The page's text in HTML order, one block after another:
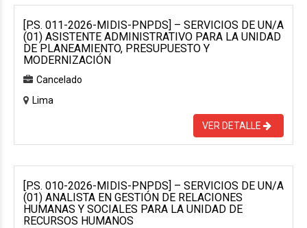
[P.S. 011-2026-MIDIS-PNPDS] – SERVICIOS DE UN/A
(01) ASISTENTE ADMINISTRATIVO PARA LA UNIDAD
DE PLANEAMIENTO, PRESUPUESTO Y
MODERNIZACIÓN
Cancelado
Lima
VER DETALLE
[P.S. 010-2026-MIDIS-PNPDS] – SERVICIOS DE UN/A
(01) ANALISTA EN GESTIÓN DE RELACIONES
HUMANAS Y SOCIALES PARA LA UNIDAD DE
RECURSOS HUMANOS